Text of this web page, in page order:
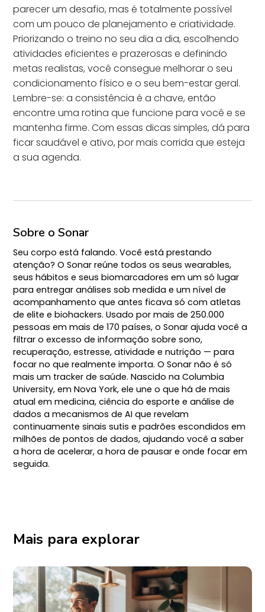
parecer um desafio, mas é totalmente possível
com um pouco de planejamento e criatividade.
Priorizando o treino no seu dia a dia, escolhendo
atividades eficientes e prazerosas e definindo
metas realistas, você consegue melhorar o seu
condicionamento físico e o seu bem-estar geral.
Lembre-se: a consistência é a chave, então
encontre uma rotina que funcione para você e se
mantenha firme. Com essas dicas simples, dá para
ficar saudável e ativo, por mais corrida que esteja
a sua agenda.
Sobre o Sonar
Seu corpo está falando. Você está prestando
atenção? O Sonar reúne todos os seus wearables,
seus hábitos e seus biomarcadores em um só lugar
para entregar análises sob medida e um nível de
acompanhamento que antes ficava só com atletas
de elite e biohackers. Usado por mais de 250.000
pessoas em mais de 170 países, o Sonar ajuda você a
filtrar o excesso de informação sobre sono,
recuperação, estresse, atividade e nutrição — para
focar no que realmente importa. O Sonar não é só
mais um tracker de saúde. Nascido na Columbia
University, em Nova York, ele une o que há de mais
atual em medicina, ciência do esporte e análise de
dados a mecanismos de AI que revelam
continuamente sinais sutis e padrões escondidos em
milhões de pontos de dados, ajudando você a saber
a hora de acelerar, a hora de pausar e onde focar em
seguida.
Mais para explorar